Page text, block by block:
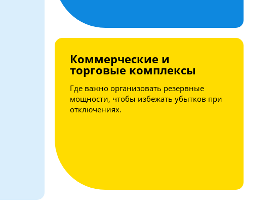
Коммерческие и
торговые комплексы
Где важно организовать резервные
мощности, чтобы избежать убытков при
отключениях.